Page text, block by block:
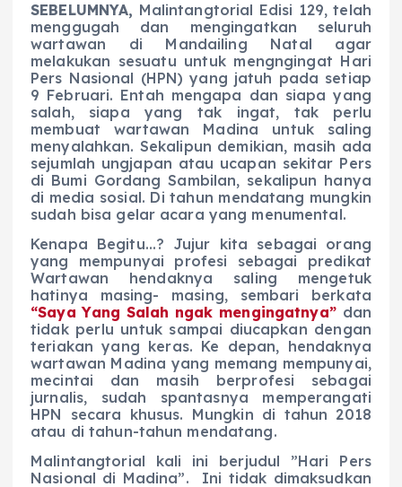
SEBELUMNYA, Malintangtorial Edisi 129, telah
menggugah dan mengingatkan seluruh
wartawan di Mandailing Natal agar
melakukan sesuatu untuk mengngingat Hari
Pers Nasional (HPN) yang jatuh pada setiap
9 Februari. Entah mengapa dan siapa yang
salah, siapa yang tak ingat, tak perlu
membuat wartawan Madina untuk saling
menyalahkan. Sekalipun demikian, masih ada
sejumlah ungjapan atau ucapan sekitar Pers
di Bumi Gordang Sambilan, sekalipun hanya
di media sosial. Di tahun mendatang mungkin
sudah bisa gelar acara yang menumental.
Kenapa Begitu…? Jujur kita sebagai orang
yang mempunyai profesi sebagai predikat
Wartawan hendaknya saling mengetuk
hatinya masing- masing, sembari berkata
“Saya Yang Salah ngak mengingatnya” dan
tidak perlu untuk sampai diucapkan dengan
teriakan yang keras. Ke depan, hendaknya
wartawan Madina yang memang mempunyai,
mecintai dan masih berprofesi sebagai
jurnalis, sudah spantasnya memperangati
HPN secara khusus. Mungkin di tahun 2018
atau di tahun-tahun mendatang.
Malintangtorial kali ini berjudul ”Hari Pers
Nasional di Madina”. Ini tidak dimaksudkan